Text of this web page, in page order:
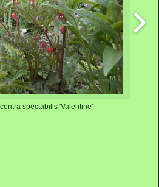
spectabilis 'Valentine'